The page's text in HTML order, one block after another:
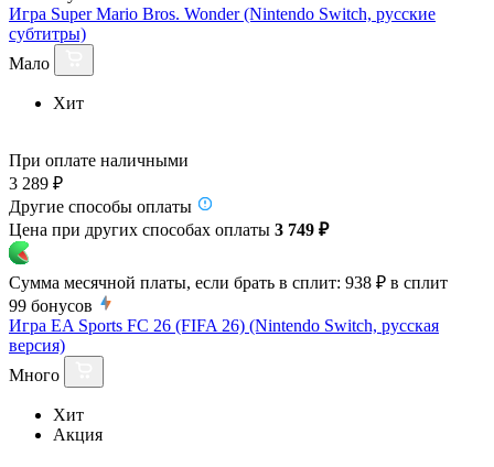
Игра Super Mario Bros. Wonder (Nintendo Switch, русские
субтитры)
Мало
Хит
При оплате наличными
3 289 ₽
Другие способы оплаты
Цена при других способах оплаты 3 749 ₽
Сумма месячной платы, если брать в сплит: 938 ₽ в сплит
99 бонусов
Игра EA Sports FC 26 (FIFA 26) (Nintendo Switch, русская
версия)
Много
Хит
Акция